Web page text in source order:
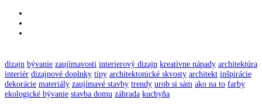
dizajn bývanie zaujímavosti interierový dizajn kreatívne nápady architektúra
interiér dizajnové doplnky tipy architektonické skvosty architekt inšpirácie
dekorácie materiály zaujímavé stavby trendy urob si sám ako na to farby
ekologické bývanie stavba domu záhrada kuchyňa